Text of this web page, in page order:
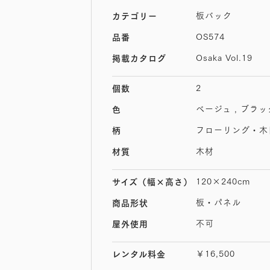
カテゴリー 板バック
品番 OS574
掲載カタログ Osaka Vol.19
個数 2
色 ベージュ , ブラッ
柄 フローリング・
材質 木材
サイズ （幅×高さ） 120×240cm
商品形状 板・パネル
屋外使用 不可
レンタル料金 ￥16,500